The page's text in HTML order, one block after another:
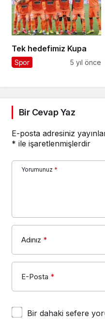
Tek hedefimiz Kupa
Spor 5 yıl önce
Bir Cevap Yaz
E-posta adresiniz
* ile işaretlenmişlerdir
Yorumunuz *
Adınız *
E-Posta *
Bir dahaki sefere